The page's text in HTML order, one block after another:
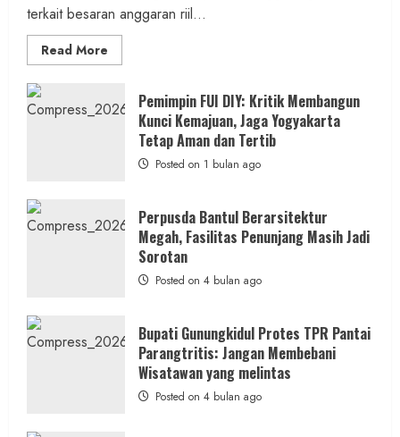
terkait besaran anggaran riil...
Read More
more
Gedung
KDMP
Rp1,6
Miliar,
Diduga
Hanya
Separuhnya
Kontraktor:
Ketum
PWRI
Minta
Pemimpin FUI DIY: Kritik Membangun
Kunci Kemajuan, Jaga Yogyakarta
Tetap Aman dan Tertib
Posted on 1 bulan ago
Perpusda Bantul Berarsitektur
Megah, Fasilitas Penunjang Masih Jadi
Sorotan
Posted on 4 bulan ago
Bupati Gunungkidul Protes TPR Pantai
Parangtritis: Jangan Membebani
Wisatawan yang melintas
Posted on 4 bulan ago